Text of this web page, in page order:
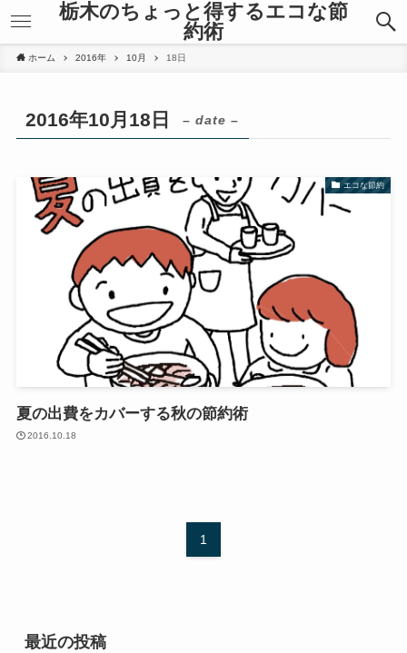
栃木のちょっと得するエコな節
約術
ホーム 2016年 10月 18日
2016年10月18日 – date –
エコな節約
夏の出費をカバーする秋の節約術
2016.10.18
1
最近の投稿